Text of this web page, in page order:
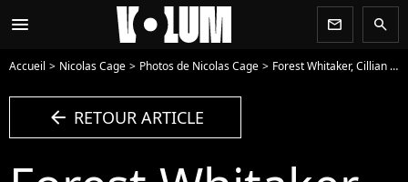
menu newsletter search
Accueil Nicolas Cage Photos de Nicolas Cage Forest Whitaker, Cillian Murphy (Oscar du meilleur acteur pour Oppenheimer), Nicolas Cage - Photocall des lauréats (Press Room) de la 96ème cérémonie des Oscars au Dolby Theater à Hollywood le 10 mars 2024. - Photo
arrow_left RETOUR ARTICLE